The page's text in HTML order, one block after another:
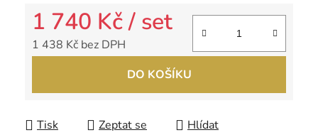
1 740 Kč/ set
1 438 Kč bez DPH
DO KOŠÍKU
Tisk Zeptat se Hlídat